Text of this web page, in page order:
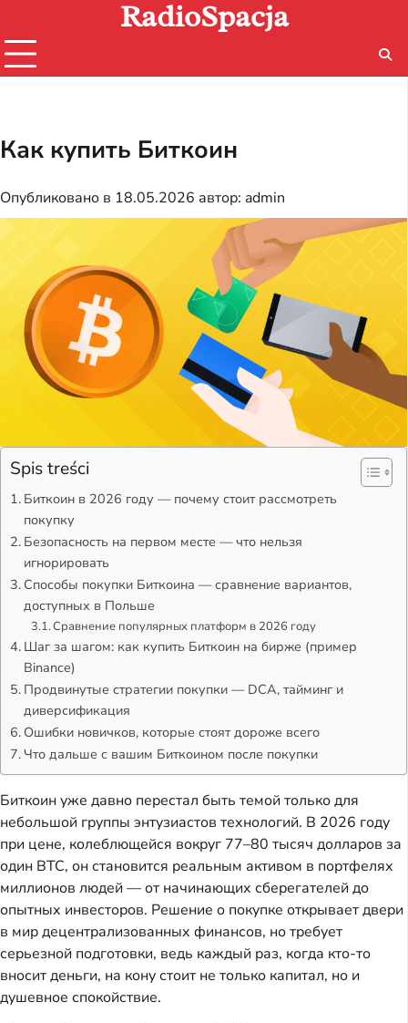
содержимому
RadioSpacja
Как купить Биткоин
Опубликовано в 18.05.2026 автор: admin
Spis treści
Биткоин в 2026 году — почему стоит рассмотреть
покупку
Безопасность на первом месте — что нельзя
игнорировать
Способы покупки Биткоина — сравнение вариантов,
доступных в Польше
Сравнение популярных платформ в 2026 году
Шаг за шагом: как купить Биткоин на бирже (пример
Binance)
Продвинутые стратегии покупки — DCA, тайминг и
диверсификация
Ошибки новичков, которые стоят дороже всего
Что дальше с вашим Биткоином после покупки
Биткоин уже давно перестал быть темой только для
небольшой группы энтузиастов технологий. В 2026 году
при цене, колеблющейся вокруг 77–80 тысяч долларов за
один BTC, он становится реальным активом в портфелях
миллионов людей — от начинающих сберегателей до
опытных инвесторов. Решение о покупке открывает двери
в мир децентрализованных финансов, но требует
серьезной подготовки, ведь каждый раз, когда кто-то
вносит деньги, на кону стоит не только капитал, но и
душевное спокойствие.